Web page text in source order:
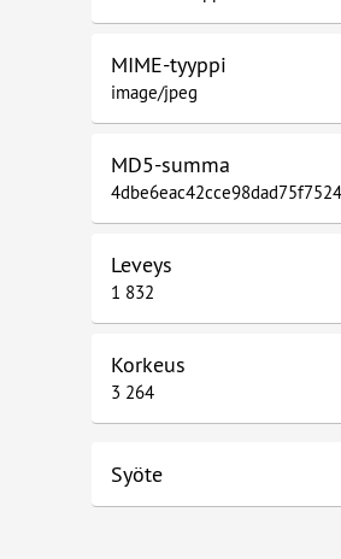
MIME-tyyppi
image/jpeg
MD5-summa
Leveys
1 832
Korkeus
3 264
Syöte